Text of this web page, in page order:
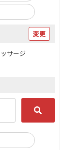
変更
サージ